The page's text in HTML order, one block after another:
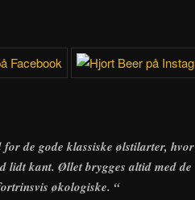
de gode klassiske ølstilarter, hvor
lidt kant. Øllet brygges altid med de
økologiske. “